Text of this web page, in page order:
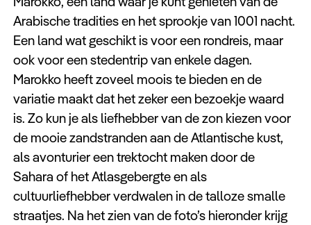
Arabische tradities en het sprookje van 1001 nacht.
Een land wat geschikt is voor een rondreis, maar
ook voor een stedentrip van enkele dagen.
Marokko heeft zoveel moois te bieden en de
variatie maakt dat het zeker een bezoekje waard
is. Zo kun je als liefhebber van de zon kiezen voor
de mooie zandstranden aan de Atlantische kust,
als avonturier een trektocht maken door de
Sahara of het Atlasgebergte en als
cultuurliefhebber verdwalen in de talloze smalle
straatjes. Na het zien van de foto’s hieronder krijg